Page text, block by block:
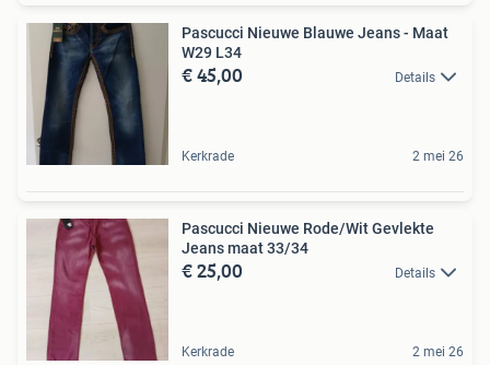
Pascucci Nieuwe Blauwe Jeans - Maat
W29 L34
€ 45,00 Details
Kerkrade 2 mei 26
Pascucci Nieuwe Rode/Wit Gevlekte
Jeans maat 33/34
€ 25,00 Details
Kerkrade 2 mei 26